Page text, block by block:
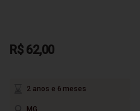
R$ 62,00
2 anos e 6 meses